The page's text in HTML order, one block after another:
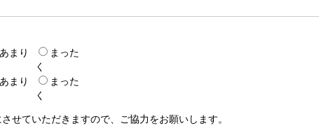
あまり
まった
く
あまり
まった
く
せていただきますので、ご協力をお願いします。